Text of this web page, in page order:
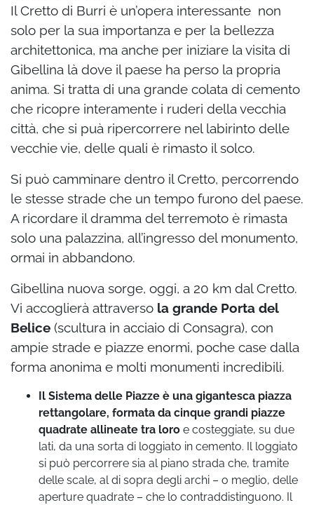
Il Cretto di Burri è un’opera interessante non
solo per la sua importanza e per la bellezza
architettonica, ma anche per iniziare la visita di
Gibellina là dove il paese ha perso la propria
anima. Si tratta di una grande colata di cemento
che ricopre interamente i ruderi della vecchia
città, che si puà ripercorrere nel labirinto delle
vecchie vie, delle quali è rimasto il solco.
Si può camminare dentro il Cretto, percorrendo
le stesse strade che un tempo furono del paese.
A ricordare il dramma del terremoto è rimasta
solo una palazzina, all’ingresso del monumento,
ormai in abbandono.
Gibellina nuova sorge, oggi, a 20 km dal Cretto.
Vi accoglierà attraverso la grande Porta del
Belice (scultura in acciaio di Consagra), con
ampie strade e piazze enormi, poche case dalla
forma anonima e molti monumenti incredibili.
Il Sistema delle Piazze è una gigantesca piazza
rettangolare, formata da cinque grandi piazze
quadrate allineate tra loro e costeggiate, su due
lati, da una sorta di loggiato in cemento. Il loggiato
si può percorrere sia al piano strada che, tramite
delle scale, al di sopra degli archi – o meglio, delle
aperture quadrate – che lo contraddistinguono. Il